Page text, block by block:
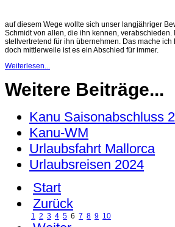
auf diesem Wege wollte sich unser langjähriger
Schmidt von allen, die ihn kennen, verabschieden.
stellvertretend für ihn übernehmen. Das mache ich
doch mittlerweile ist es ein Abschied für immer.
Weiterlesen...
Weitere Beiträge...
Kanu Saisonabschluss
Kanu-WM
Urlaubsfahrt Mallorca
Urlaubsreisen 2024
Start
Zurück
1 2 3 4 5 6 7 8 9 10